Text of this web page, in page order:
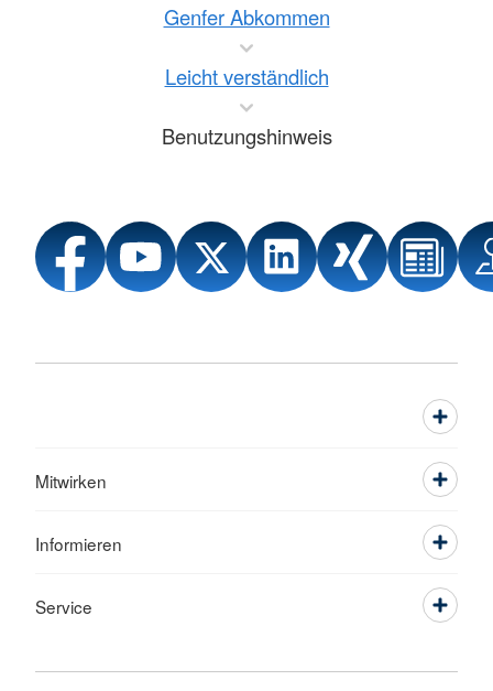
Genfer Abkommen
Leicht verständlich
Benutzungshinweis
Mitwirken
Informieren
Service